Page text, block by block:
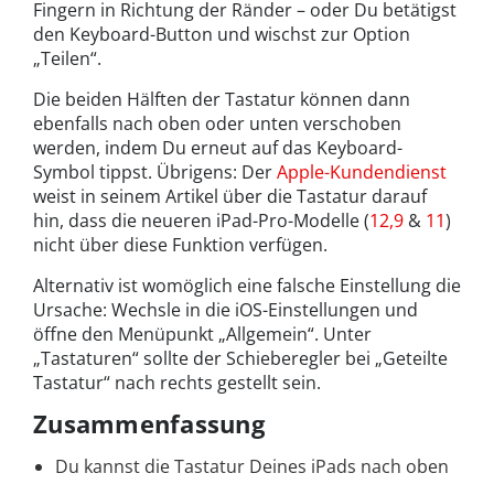
Fingern in Richtung der Ränder – oder Du betätigst
den Keyboard-Button und wischst zur Option
„Teilen“.
Die beiden Hälften der Tastatur können dann
ebenfalls nach oben oder unten verschoben
werden, indem Du erneut auf das Keyboard-
Symbol tippst. Übrigens: DerApple-Kundendienst
weist in seinem Artikel über die Tastatur darauf
hin, dass die neueren iPad-Pro-Modelle (12,9 & 11)
nicht über diese Funktion verfügen.
Alternativ ist womöglich eine falsche Einstellung die
Ursache: Wechsle in die iOS-Einstellungen und
öffne den Menüpunkt „Allgemein“. Unter
„Tastaturen“ sollte der Schieberegler bei „Geteilte
Tastatur“ nach rechts gestellt sein.
Zusammenfassung
Du kannst die Tastatur Deines iPads nach oben